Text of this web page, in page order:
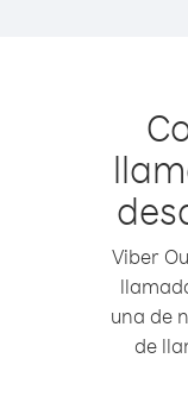
Viber
una de
de